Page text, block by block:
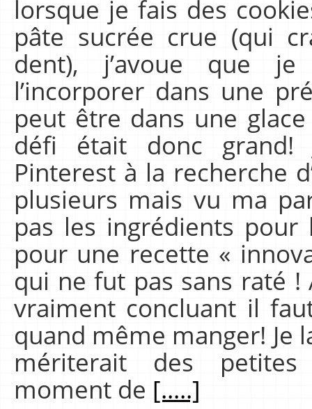
lorsque je fais des
pâte sucrée crue (qui
dent), j’avoue que
l’incorporer dans une
peut être dans une
défi était donc grand!
Pinterest à la recherche
plusieurs mais vu ma
pas les ingrédients pour
pour une recette «
qui ne fut pas sans raté !
vraiment concluant il
quand même manger! Je
mériterait des
moment de [.....]